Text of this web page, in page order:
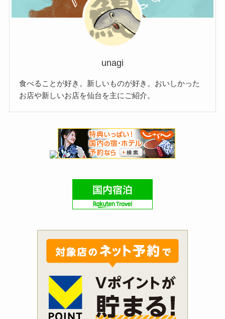
unagi
食べることが好き。新しいものが好き。おいしかった
お店や新しいお店を仙台を主にご紹介。